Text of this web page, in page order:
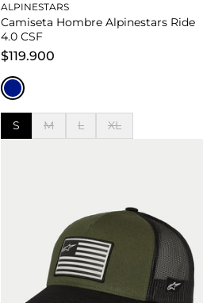
ALPINESTARS
Camiseta Hombre Alpinestars Ride
4.0 CSF
$119.900
S
M
L
XL